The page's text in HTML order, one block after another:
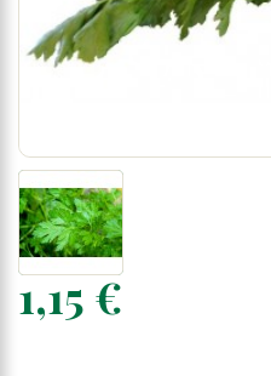
1,15 €